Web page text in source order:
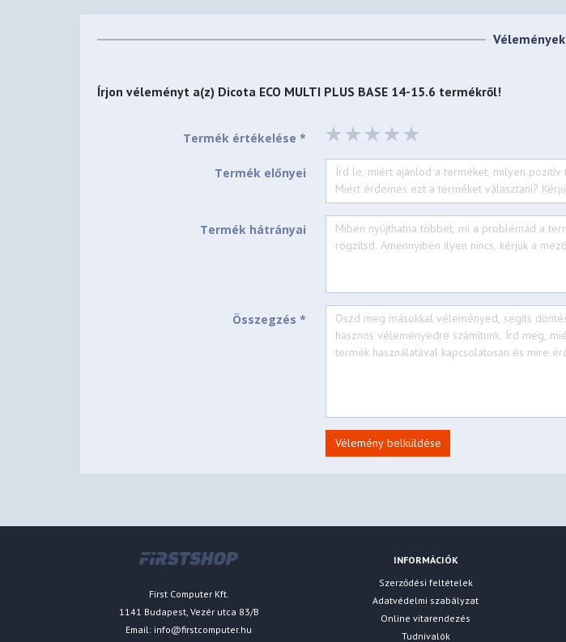
Vélemények
Írjon véleményt a(z) Dicota ECO MULTI PLUS BASE 14-15.6 termékről!
Termék értékelése *
Termék előnyei
Termék hátrányai
Összegzés *
Vélemény belküldése
First Computer Kft.
1141 Budapest, Vezér utca 83/B
Email: info@firstcomputer.hu
INFORMÁCIÓK
Szerződési feltételek
Adatvédelmi szabályzat
Online vitarendezés
Tudnivalók